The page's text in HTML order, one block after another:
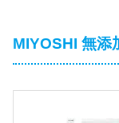
MIYOSHI 無添